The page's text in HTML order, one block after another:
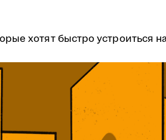
хотят быстро устроиться